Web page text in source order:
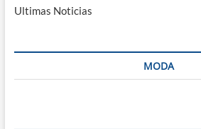
Ultimas Noticias
MODA